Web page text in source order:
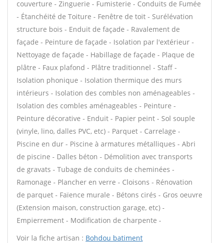
couverture - Zinguerie - Fumisterie - Conduits de Fumée
- Étanchéité de Toiture - Fenêtre de toit - Surélévation
structure bois - Enduit de façade - Ravalement de
façade - Peinture de façade - Isolation par l'extérieur -
Nettoyage de façade - Habillage de façade - Plaque de
plâtre - Faux plafond - Plâtre traditionnel - Staff -
Isolation phonique - Isolation thermique des murs
intérieurs - Isolation des combles non aménageables -
Isolation des combles aménageables - Peinture -
Peinture décorative - Enduit - Papier peint - Sol souple
(vinyle, lino, dalles PVC, etc) - Parquet - Carrelage -
Piscine en dur - Piscine à armatures métalliques - Abri
de piscine - Dalles béton - Démolition avec transports
de gravats - Tubage de conduits de cheminées -
Ramonage - Plancher en verre - Cloisons - Rénovation
de parquet - Faïence murale - Bétons cirés - Gros oeuvre
(Extension maison, construction garage, etc) -
Empierrement - Modification de charpente -
Voir la fiche artisan : Bohdou batiment